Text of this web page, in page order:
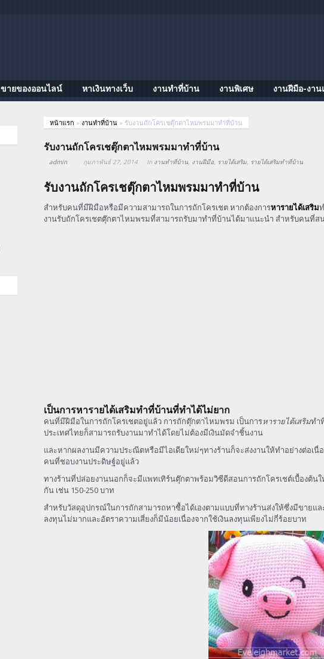
ขายของออนไลน์ หาเงินทางเว็บ งานทําที่บ้าน งานพิเศษ งานฝีมือ-งา
หน้าแรก »งานทําที่บ้าน » รับงานถักโครเชตุ๊กตาไหมพรมมาทำที่บ้าน
รับงานถักโครเชตุ๊กตาไหมพรมมาทำที่บ้าน
admin กุมภาพันธ์ 27, 2014 In งานทําที่บ้าน, งานฝีมือ, รายได้เสริม, รายได้เสริมทำที่บ้าน
รับงานถักโครเชตุ๊กตาไหมพรมมาทำที่บ้าน
สำหรับคนที่มีฝีมือหรือมีความสามารถในการถักโครเชต หากต้องการหารายได้เสริม
งานรับถักโครเชตตุ๊กตาไหมพรมที่สามารถรับมาทำที่บ้านได้มาแนะนำ สำหรับคนที่
เป็นการหารายได้เสริมทำที่บ้านที่ทำได้ไม่ยาก
คนที่มีฝีมือในการถักโครเชตอยู่แล้ว การถักตุ๊กตาไหมพรม เป็นการหารายได้เสริมทำ
ประเทศไทยก็สามารถรับงานมาทำได้โดยไม่ต้องมีเงินมัดจำชิ้นงาน
และหากผลงานมีความประณีตหรือมีไอเดียใหม่ๆทางร้านก็จะส่งงานให้ทำอย่างต่อเ
คนที่ชอบงานประดิษฐ์อยู่แล้ว
ทางร้านที่ปล่อยงานนอกก็จะมีแพทเทิร์นตุ๊กตาพร้อมวิซีดีสอนการถักโครเชต์เบื้องต้น
กัน เช่น 150-250 บาท
สำหรับวัสดุอุปกรณ์ในการถักสามารถหาซื้อได้เองตามแบบที่ทางร้านส่งให้ซึ่งมีขายแ
ลงทุนไม่มากและอัตราความเสี่ยงก็มีน้อยเนื่องจากใช้เงินลงทุนเพียงไม่กี่ร้อยบาท